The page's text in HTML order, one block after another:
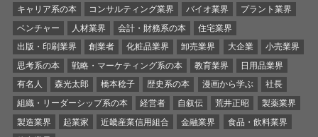
キャリア系の本
コンサルティング業界 バイオ業界
プラント業界
ベンチャー
人材業界 会計・財務系の本
住宅業界
出版・印刷業界
創業者 化粧品業界 卸売業界 大企業
小売業界
思考系の本
戦略・マーケティング系の本 教育業界
日用品業界
有名人
森光太郎 橋本稔子 歴史系の本 漫画から学ぶ
社長
組織・リーダーシップ系の本
経営者 自叙伝 荒井正昭
製薬業界
製造業界
起業家 近畿産業信用組合 金融業界
食品・飲料業界